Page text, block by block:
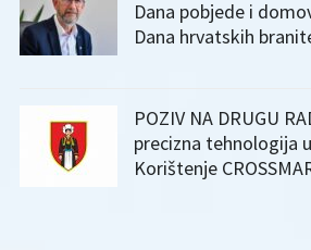
Dana pobjede i
Dana hrvatskih
POZIV NA DRUGU
precizna tehnologija
Korištenje